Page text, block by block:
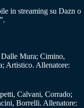
in streaming su Dazn o
Mura; Cimino,
Artistico. Allenatore:
Calvani, Corrado;
Borrelli. Allenatore: